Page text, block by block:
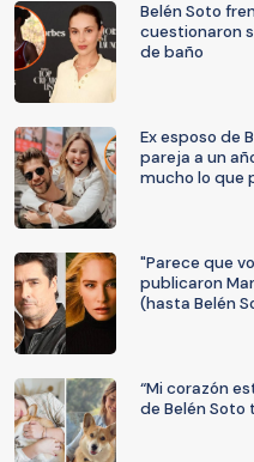
Belén Soto
cuestionaron
de baño
Ex esposo de
pareja a un
mucho lo que
"Parece que
publicaron
(hasta Belén
“Mi corazón
de Belén